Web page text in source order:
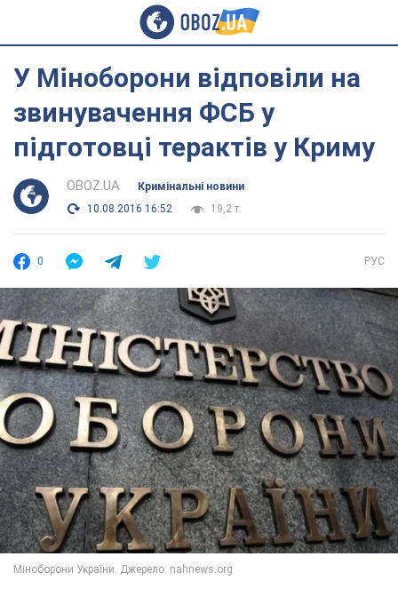
У Міноборони відповіли на
звинувачення ФСБ у
підготовці терактів у Криму
OBOZ.UA
Кримінальні новини
10.08.2016 16:52
19,2 т.
0 РУС